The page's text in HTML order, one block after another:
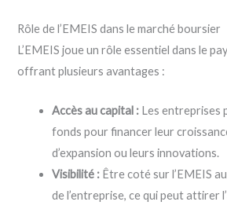
Rôle de l’EMEIS dans le marché boursier
L’EMEIS joue un rôle essentiel dans le
offrant plusieurs avantages :
Accès au capital : Les entreprises
fonds pour financer leur
d’expansion ou leurs innovations.
Visibilité : Être coté sur l’EMEIS
de l’entreprise, ce qui peut attirer